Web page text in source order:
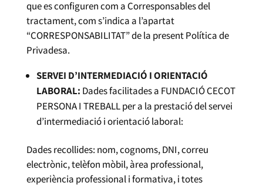
que es configuren com a Corresponsables del
tractament, com s’indica a l’apartat
“CORRESPONSABILITAT” de la present Política de
Privadesa.
SERVEI D’INTERMEDIACIÓ I ORIENTACIÓ
LABORAL: Dades facilitades a FUNDACIÓ CECOT
PERSONA I TREBALL per a la prestació del servei
d’intermediació i orientació laboral:
Dades recollides: nom, cognoms, DNI, correu
electrònic, telèfon mòbil, àrea professional,
experiència professional i formativa, i totes